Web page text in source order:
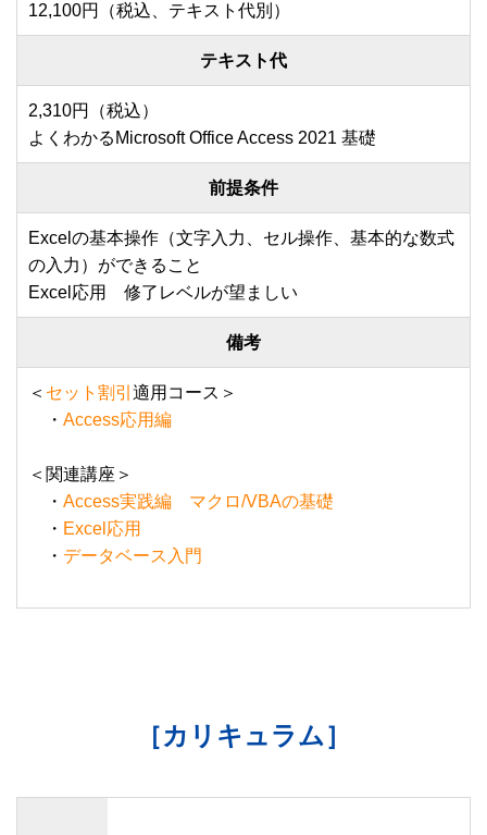
12,100円（税込、テキスト代別）
テキスト代
2,310円（税込）
よくわかるMicrosoft Office Access 2021 基礎
前提条件
Excelの基本操作（文字入力、セル操作、基本的な数式
の入力）ができること
Excel応用 修了レベルが望ましい
備考
＜ セット割引 適用コース＞
・ Access応用編
＜関連講座＞
・ Access実践編 マクロ/VBAの基礎
・ Excel応用
・ データベース入門
［カリキュラム］